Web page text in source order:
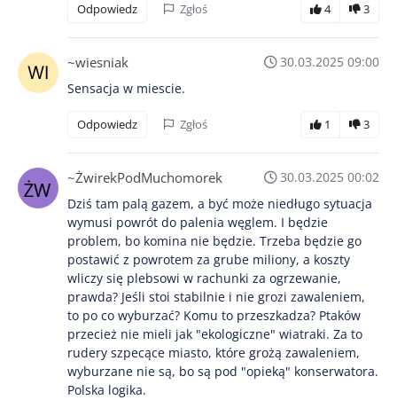
Odpowiedz Zgłoś 4 3
~wiesniak
30.03.2025 09:00
Sensacja w miescie.
Odpowiedz Zgłoś 1 3
~ŻwirekPodMuchomorek
30.03.2025 00:02
Dziś tam palą gazem, a być może niedługo sytuacja
wymusi powrót do palenia węglem. I będzie
problem, bo komina nie będzie. Trzeba będzie go
postawić z powrotem za grube miliony, a koszty
wliczy się plebsowi w rachunki za ogrzewanie,
prawda? Jeśli stoi stabilnie i nie grozi zawaleniem,
to po co wyburzać? Komu to przeszkadza? Ptaków
przecież nie mieli jak "ekologiczne" wiatraki. Za to
rudery szpecące miasto, które grożą zawaleniem,
wyburzane nie są, bo są pod "opieką" konserwatora.
Polska logika.